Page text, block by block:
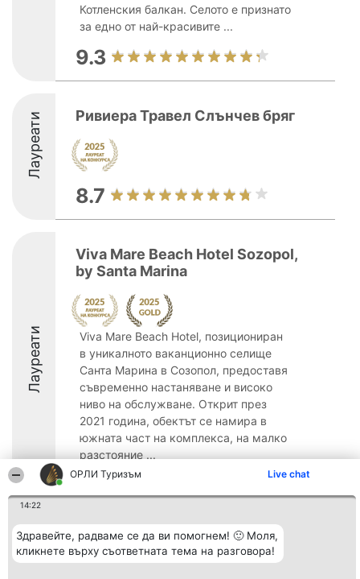
ОРЛИ Туризъм Live chat
14:22
Здравейте, радваме се да ви помогнем! 🙂 Моля,
кликнете върху съответната тема на разговора!
Котленския балкан. Селото е признато
за едно от най-красивите ...
9.3
Лауреати Ривиера Травел Слънчев бряг
8.7
Лауреати
Viva Mare Beach Hotel Sozopol,
by Santa Marina
Viva Mare Beach Hotel, позициониран
в уникалното ваканционно селище
Санта Марина в Созопол, предоставя
съвременно настаняване и високо
ниво на обслужване. Открит през
2021 година, обектът се намира в
южната част на комплекса, на малко
разстояние ...
9.3
Организатор на
класиране
Beautiful Company S.R.L.
Класация
Победители
Списък на
Контакти
Контакти